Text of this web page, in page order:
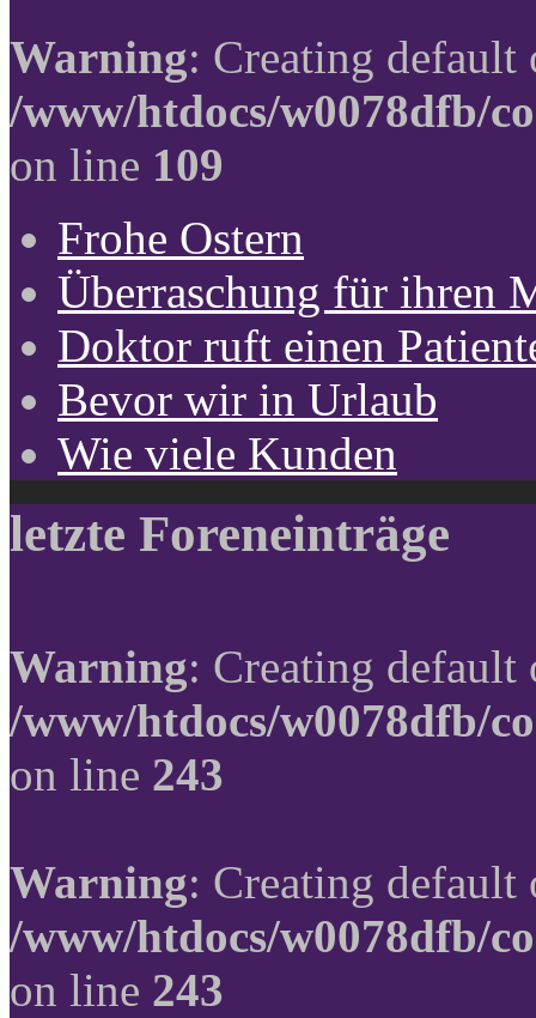
Warning: Creating
/www/htdocs/w0078dfb/
on line 109
Frohe Ostern
Überraschung für ihren
Doktor ruft einen
Bevor wir in Urlaub
Wie viele Kunden
letzte Foreneinträge
Warning: Creating
/www/htdocs/w0078dfb/
on line 243
Warning: Creating
/www/htdocs/w0078dfb/
on line 243